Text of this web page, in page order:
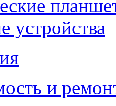
устройства
и